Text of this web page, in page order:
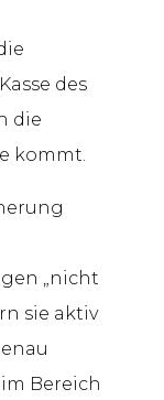
des
die
kommt.
„nicht
sie aktiv
Bereich